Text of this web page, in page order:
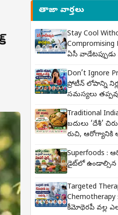
తాజా వార్తలు
Stay Cool
Compromising
ఏసీ
Don’t Ignore
ప్రోటీన్ లోపాన్ని
సమస్యలు
Traditional
బదులు ‘దేశీ’
రుచి, ఆరోగ్యానికి
Superfoods :
డైట్‌లో ఉండాల్సిన
Targeted
కీమోథెరపీ వల్ల